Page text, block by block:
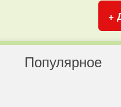
+
Популярное